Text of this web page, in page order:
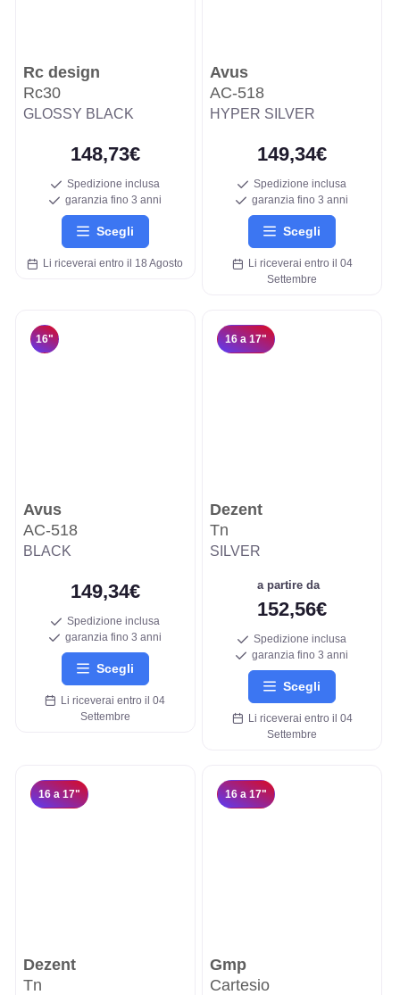
Rc design
Rc30
GLOSSY BLACK
148,73€
Spedizione inclusa
garanzia fino 3 anni
Scegli
Li riceverai entro il 18 Agosto
Avus
AC-518
HYPER SILVER
149,34€
Spedizione inclusa
garanzia fino 3 anni
Scegli
Li riceverai entro il 04
Settembre
16"
Avus
AC-518
BLACK
149,34€
Spedizione inclusa
garanzia fino 3 anni
Scegli
Li riceverai entro il 04
Settembre
16 a 17"
Dezent
Tn
SILVER
a partire da
152,56€
Spedizione inclusa
garanzia fino 3 anni
Scegli
Li riceverai entro il 04
Settembre
16 a 17"
Dezent
Tn
16 a 17"
Gmp
Cartesio